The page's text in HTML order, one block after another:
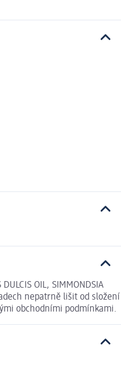
DULCIS OIL, SIMMONDSIA
nepatrně lišit od složení
obchodními podmínkami.